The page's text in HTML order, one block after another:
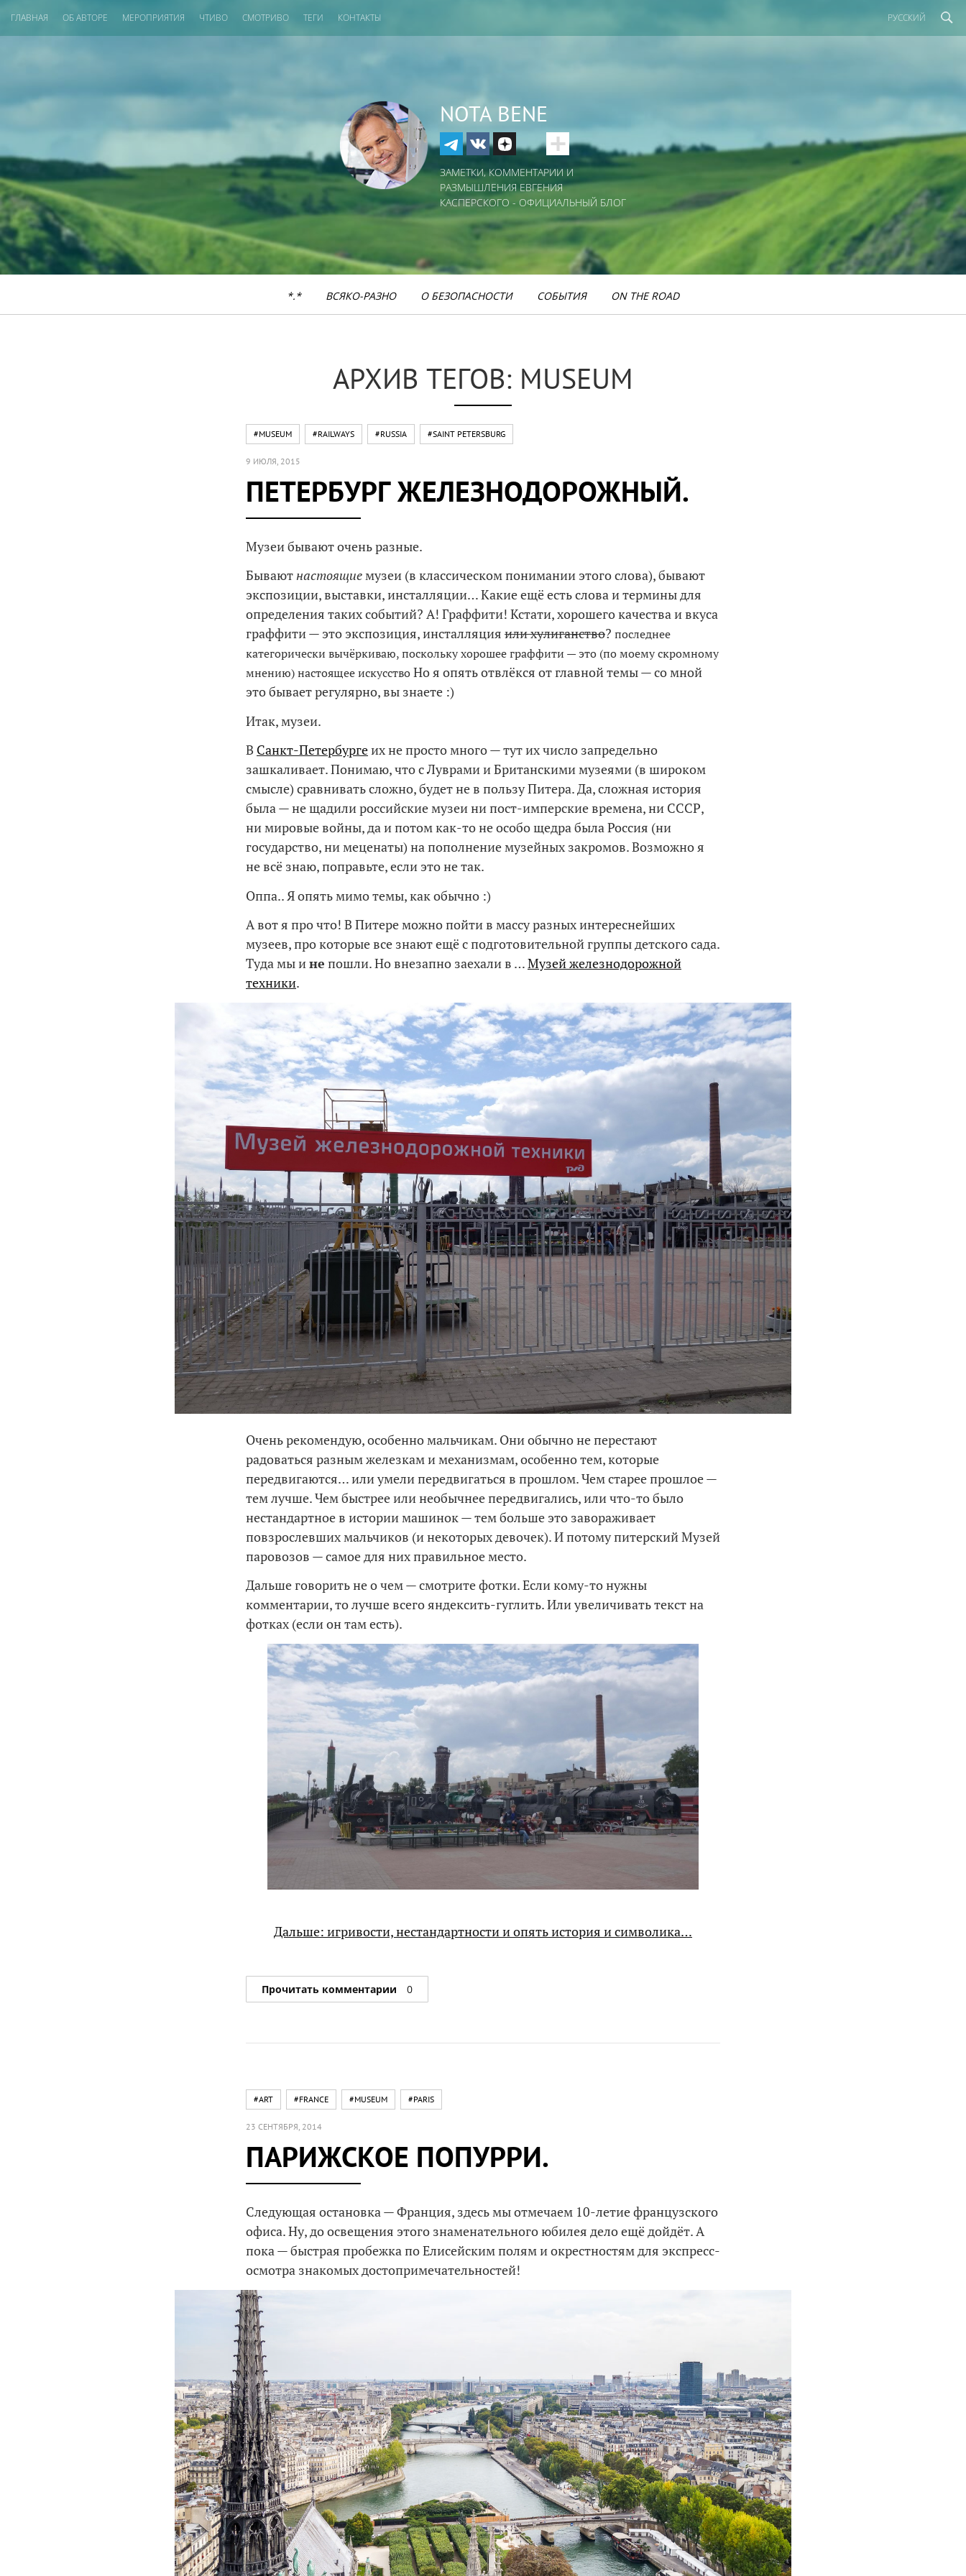
ГЛАВНАЯ ОБ АВТОРЕ МЕРОПРИЯТИЯ ЧТИВО СМОТРИВО ТЕГИ КОНТАКТЫ РУССКИЙ
NOTA BENE
ЗАМЕТКИ, КОММЕНТАРИИ И
РАЗМЫШЛЕНИЯ ЕВГЕНИЯ
КАСПЕРСКОГО - ОФИЦИАЛЬНЫЙ БЛОГ
*.* ВСЯКО-РАЗНО О БЕЗОПАСНОСТИ СОБЫТИЯ ON THE ROAD
АРХИВ ТЕГОВ: MUSEUM
#MUSEUM #RAILWAYS #RUSSIA #SAINT PETERSBURG
9 ИЮЛЯ, 2015
ПЕТЕРБУРГ ЖЕЛЕЗНОДОРОЖНЫЙ.
Музеи бывают очень разные.
Бываютнастоящиемузеи (в классическом понимании этого слова), бывают
экспозиции, выставки, инсталляции… Какие ещё есть слова и термины для
определения таких событий? А! Граффити! Кстати, хорошего качества и вкуса
граффити — это экспозиция, инсталляция или хулиганство? последнее
категорически вычёркиваю, поскольку хорошее граффити — это (по моему скромному
мнению) настоящее искусствоНо я опять отвлёкся от главной темы — со мной
это бывает регулярно, вы знаете :)
Итак, музеи.
В Санкт-Петербургеих не просто много — тут их число запредельно
зашкаливает. Понимаю, что с Луврами и Британскими музеями (в широком
смысле) сравнивать сложно, будет не в пользу Питера. Да, сложная история
была — не щадили российские музеи ни пост-имперские времена, ни СССР,
ни мировые войны, да и потом как-то не особо щедра была Россия (ни
государство, ни меценаты) на пополнение музейных закромов. Возможно я
не всё знаю, поправьте, если это не так.
Оппа.. Я опять мимо темы, как обычно :)
А вот я про что! В Питере можно пойти в массу разных интереснейших
музеев, про которые все знают ещё с подготовительной группы детского сада.
Туда мы ине пошли. Но внезапно заехали в …Музей железнодорожной
техники.
Очень рекомендую, особенно мальчикам. Они обычно не перестают
радоваться разным железкам и механизмам, особенно тем, которые
передвигаются… или умели передвигаться в прошлом. Чем старее прошлое —
тем лучше. Чем быстрее или необычнее передвигались, или что-то было
нестандартное в истории машинок — тем больше это завораживает
повзрослевших мальчиков (и некоторых девочек). И потому питерский Музей
паровозов — самое для них правильное место.
Дальше говорить не о чем — смотрите фотки. Если кому-то нужны
комментарии, то лучше всего яндексить-гуглить. Или увеличивать текст на
фотках (если он там есть).
Дальше: игривости, нестандартности и опять история и символика…
Прочитать комментарии 0
#ART #FRANCE #MUSEUM #PARIS
23 СЕНТЯБРЯ, 2014
ПАРИЖСКОЕ ПОПУРРИ.
Следующая остановка — Франция, здесь мы отмечаем 10-летие французского
офиса. Ну, до освещения этого знаменательного юбилея дело ещё дойдёт. А
пока — быстрая пробежка по Елисейским полям и окрестностям для экспресс-
осмотра знакомых достопримечательностей!